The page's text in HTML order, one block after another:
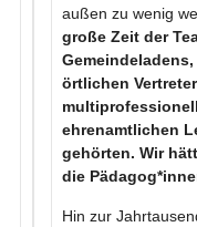
außen zu wenig
große Zeit der
örtlichen
ehrenamtlichen
gehörten. Wir
die
Hin zur